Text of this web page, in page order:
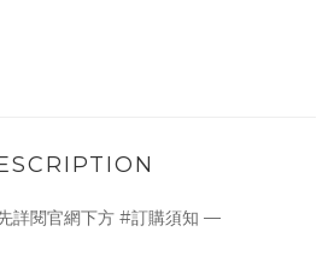
詳閱官網下方 #訂購須知 —